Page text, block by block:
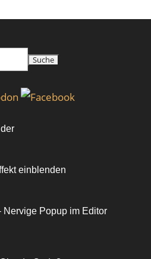
einblenden
Popup im Editor